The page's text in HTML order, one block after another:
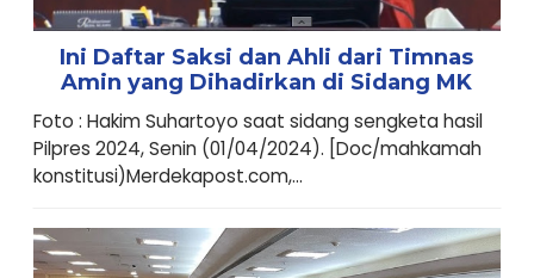
Ini Daftar Saksi dan Ahli dari Timnas
Amin yang Dihadirkan di Sidang MK
Foto : Hakim Suhartoyo saat sidang sengketa hasil
Pilpres 2024, Senin (01/04/2024). [Doc/mahkamah
konstitusi)Merdekapost.com,...